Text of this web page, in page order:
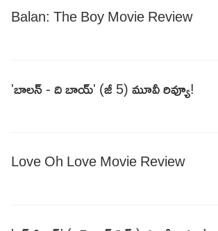
Balan: The Boy Movie Review
'బాలన్ - ది బాయ్' (జీ 5) మూవీ రివ్యూ!
Love Oh Love Movie Review